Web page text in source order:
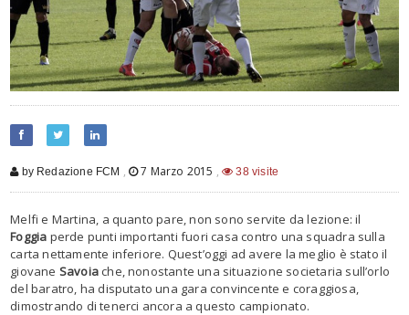
by Redazione FCM , 7 Marzo 2015 , 38 visite
Melfi e Martina, a quanto pare, non sono servite da lezione: il
Foggia perde punti importanti fuori casa contro una squadra sulla
carta nettamente inferiore. Quest’oggi ad avere la meglio è stato il
giovane Savoiache, nonostante una situazione societaria sull’orlo
del baratro, ha disputato una gara convincente e coraggiosa,
dimostrando di tenerci ancora a questo campionato.